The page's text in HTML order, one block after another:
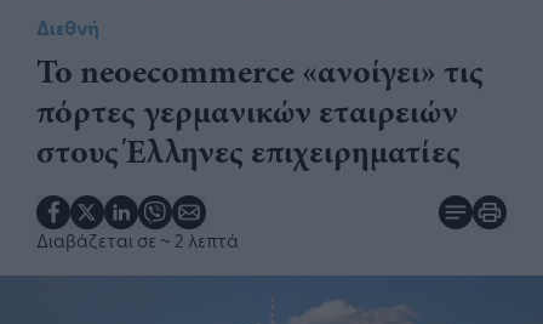
Διεθνή
Το neoecommerce «ανοίγει» τις
πόρτες γερμανικών εταιρειών
στους Έλληνες επιχειρηματίες
Διαβάζεται σε ~ 2 λεπτά